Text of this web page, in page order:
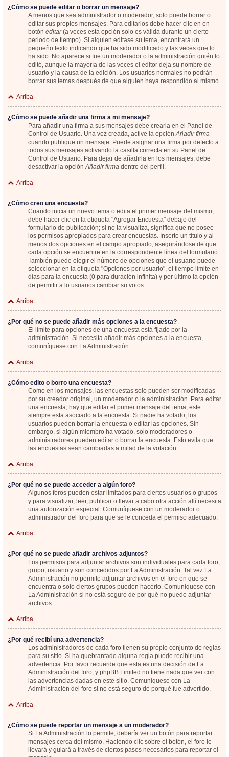
¿Cómo se puede editar o borrar un mensaje?
A menos que sea administrador o moderador, solo puede borrar o
editar sus propios mensajes. Para editarlos debe hacer clic en en
botón editar(a veces esta opción solo es válida durante un cierto
periodo de tiempo). Si alguien editase su tema, encontrará un
pequeño texto indicando que ha sido modificado y las veces que lo
ha sido. No aparece si fue un moderador o la administración quién lo
editó, aunque la mayoría de las veces el editor deja su nombre de
usuario y la causa de la edición. Los usuarios normales no podrán
borrar sus temas después de que alguien haya respondido al mismo.
Arriba
¿Cómo se puede añadir una firma a mi mensaje?
Para añadir una firma a sus mensajes debe crearla en el Panel de
Control de Usuario. Una vez creada, active la opciónAñadir firma
cuando publique un mensaje. Puede asignar una firma por defecto a
todos sus mensajes activando la casilla correcta en su Panel de
Control de Usuario. Para dejar de añadirla en los mensajes, debe
desactivar la opciónAñadir firma dentro del perfil.
Arriba
¿Cómo creo una encuesta?
Cuando inicia un nuevo tema o edita el primer mensaje del mismo,
debe hacer clic en la etiqueta "Agregar Encuesta" debajo del
formulario de publicación; si no la visualiza, significa que no posee
los permisos apropiados para crear encuestas. Inserte un título y al
menos dos opciones en el campo apropiado, asegurándose de que
cada opción se encuentre en la correspondiente línea del formulario.
También puede elegir el número de opciones que el usuario puede
seleccionar en la etiqueta "Opciones por usuario", el tiempo límite en
días para la encuesta (0 para duración infinita) y por último la opción
de permitir a lo usuarios cambiar su votos.
Arriba
¿Por qué no se puede añadir más opciones a la encuesta?
El límite para opciones de una encuesta está fijado por la
administración. Si necesita añadir más opciones a la encuesta,
comuníquese con La Administración.
Arriba
¿Cómo edito o borro una encuesta?
Como en los mensajes, las encuestas solo pueden ser modificadas
por su creador original, un moderador o la administración. Para editar
una encuesta, hay que editar el primer mensaje del tema; este
siempre esta asociado a la encuesta. Si nadie ha votado, los
usuarios pueden borrar la encuesta o editar las opciones. Sin
embargo, si algún miembro ha votado, solo moderadores o
administradores pueden editar o borrar la encuesta. Esto evita que
las encuestas sean cambiadas a mitad de la votación.
Arriba
¿Por qué no se puede acceder a algún foro?
Algunos foros pueden estar limitados para ciertos usuarios o grupos
y para visualizar, leer, publicar o llevar a cabo otra acción allí necesita
una autorización especial. Comuníquese con un moderador o
administrador del foro para que se le conceda el permiso adecuado.
Arriba
¿Por qué no se puede añadir archivos adjuntos?
Los permisos para adjuntar archivos son individuales para cada foro,
grupo, usuario y son concedidos por La Administración. Tal vez La
Administración no permite adjuntar archivos en el foro en que se
encuentra o solo ciertos grupos pueden hacerlo. Comuníquese con
La Administración si no está seguro de por qué no puede adjuntar
archivos.
Arriba
¿Por qué recibí una advertencia?
Los administradores de cada foro tienen su propio conjunto de reglas
para su sitio. Si ha quebrantado alguna regla puede recibir una
advertencia. Por favor recuerde que esta es una decisión de La
Administración del foro, y phpBB Limited no tiene nada que ver con
las advertencias dadas en este sitio. Comuníquese con La
Administración del foro si no está seguro de porqué fue advertido.
Arriba
¿Cómo se puede reportar un mensaje a un moderador?
Si La Administración lo permite, debería ver un botón para reportar
mensajes cerca del mismo. Haciendo clic sobre el botón, el foro le
llevará y guiará a través de ciertos pasos necesarios para reportar el